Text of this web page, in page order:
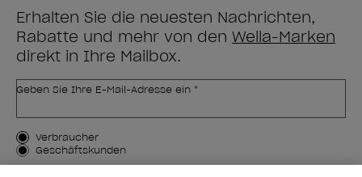
Erhalten Sie die neuesten Nachrichten,
Rabatte und mehr von den Wella-Marken
direkt in Ihre Mailbox.
Geben Sie Ihre E-Mail-Adresse ein *
Kundenart
Verbraucher
Geschäftskunden